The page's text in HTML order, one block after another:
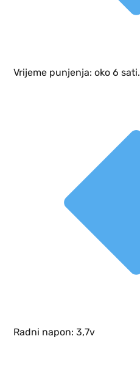
Vrijeme punjenja: oko 6 sati.
Radni napon: 3,7v